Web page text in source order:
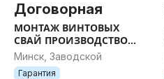
Договорная
МОНТАЖ ВИНТОВЫХ
СВАЙ ПРОИЗВОДСТВО
фундамент участок дом
Пирс баня навес терраса
Минск, Заводской
Гарантия